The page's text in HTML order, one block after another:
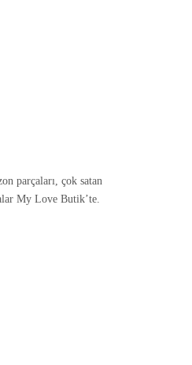
parçaları, çok satan
My Love Butik’te.